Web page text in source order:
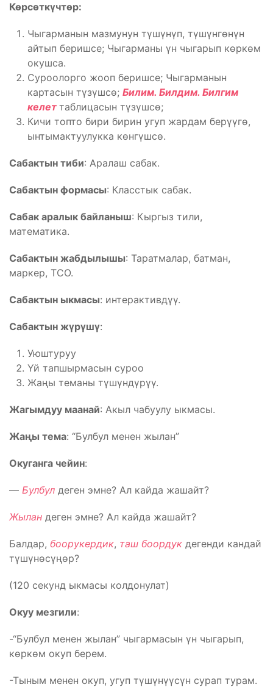
Көрсөткүчтөр:
Чыгарманын мазмунун түшүнүп, түшүнгөнүн
айтып беришсе; Чыгарманы үн чыгарып көркөм
окушса.
Суроолорго жооп беришсе; Чыгарманын
картасын түзүшсө; Билим. Билдим. Билгим
келет таблицасын түзүшсө;
Кичи топто бири бирин угуп жардам берүүгө,
ынтымактуулукка көнгүшсө.
Сабактын тиби: Аралаш сабак.
Сабактын формасы: Класстык сабак.
Сабак аралык байланыш: Кыргыз тили,
математика.
Сабактын жабдылышы: Таратмалар, батман,
маркер, ТСО.
Сабактын ыкмасы: интерактивдүү.
Сабактын жүрүшү:
Уюштуруу
Үй тапшырмасын суроо
Жаңы теманы түшүндүрүү.
Жагымдуу маанай: Акыл чабуулу ыкмасы.
Жаңы тема: “Булбул менен жылан”
Окуганга чейин:
— Булбул деген эмне? Ал кайда жашайт?
Жылан деген эмне? Ал кайда жашайт?
Балдар, боорукердик, таш боордук дегенди кандай
түшүнөсүңөр?
(120 секунд ыкмасы колдонулат)
Окуу мезгили:
-“Булбул менен жылан” чыгармасын үн чыгарып,
көркөм окуп берем.
-Тыным менен окуп, угуп түшүнүүсүн сурап турам.